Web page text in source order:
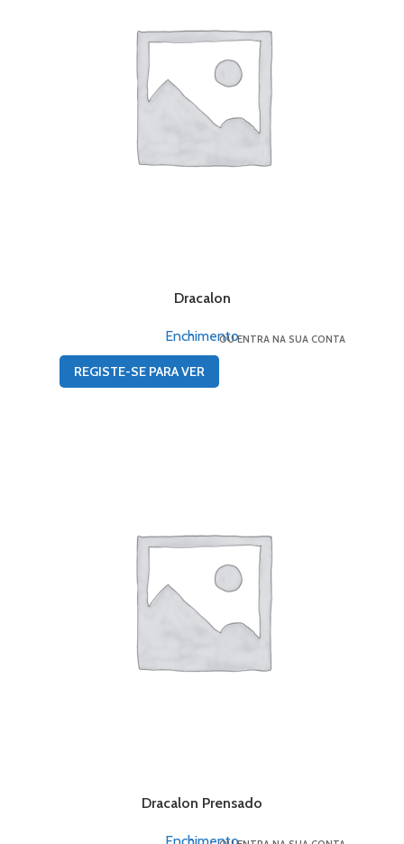
Dracalon
Enchimento
REGISTE-SE PARA VER
OU ENTRA NA SUA CONTA
Dracalon Prensado